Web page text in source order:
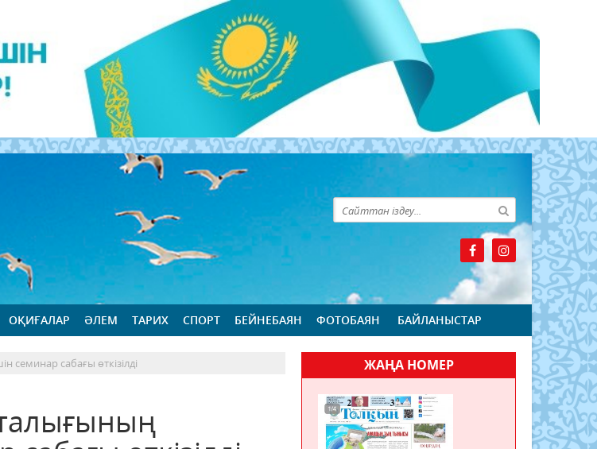
ОҚИҒАЛАР ӘЛЕМ ТАРИХ СПОРТ БЕЙНЕБАЯН ФОТОБАЯН БАЙЛАНЫСТАР
семинар сабағы өткізілді ЖАҢА НОМЕР